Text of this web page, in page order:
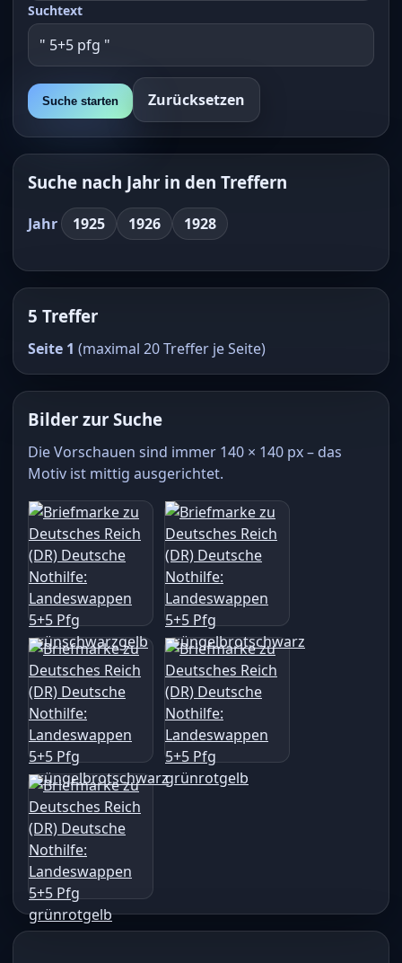
Suchtext
Suche starten Zurücksetzen
Suche nach Jahr in den Treffern
Jahr 1925 1926 1928
5 Treffer
Seite 1 (maximal 20 Treffer je Seite)
Bilder zur Suche
Die Vorschauen sind immer 140 × 140 px – das
Motiv ist mittig ausgerichtet.